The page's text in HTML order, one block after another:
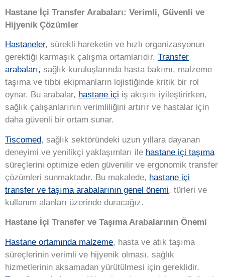
Hastane İçi Transfer Arabaları: Verimli, Güvenli ve
Hijyenik Çözümler
Hastaneler, sürekli hareketin ve hızlı organizasyonun
gerektiği karmaşık çalışma ortamlarıdır. Transfer
arabaları, sağlık kuruluşlarında hasta bakımı, malzeme
taşıma ve tıbbi ekipmanların lojistiğinde kritik bir rol
oynar. Bu arabalar, hastane içi iş akışını iyileştirirken,
sağlık çalışanlarının verimliliğini artırır ve hastalar için
daha güvenli bir ortam sunar.
Tiscomed, sağlık sektöründeki uzun yıllara dayanan
deneyimi ve yenilikçi yaklaşımları ile hastane içi taşıma
süreçlerini optimize eden güvenilir ve ergonomik transfer
çözümleri sunmaktadır. Bu makalede, hastane içi
transfer ve taşıma arabalarının genel önemi, türleri ve
kullanım alanları üzerinde duracağız.
Hastane İçi Transfer ve Taşıma Arabalarının Önemi
Hastane ortamında malzeme, hasta ve atık taşıma
süreçlerinin verimli ve hijyenik olması, sağlık
hizmetlerinin aksamadan yürütülmesi için gereklidir.